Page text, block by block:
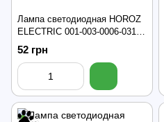
Лампа светодиодная HOROZ
ELECTRIC 001-003-0006-031
ULTRA
52 грн